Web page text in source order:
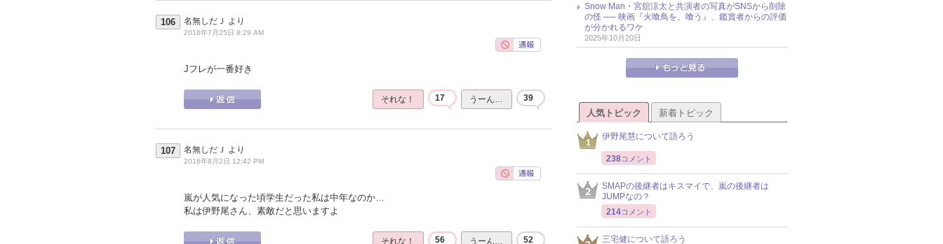
106 名無しだＪ より
2016年7月25日 8:29 AM
Jフレが一番好き
それな！ 17 うーん… 39
107 名無しだＪ より
2016年8月2日 12:42 PM
嵐が人気になった頃学生だった私は中年なのか…
私は伊野尾さん、素敵だと思いますよ
それな！ 56 うーん… 52
Snow Man・宮舘涼太と共演者の写真がSNSから削除
の怪 ── 映画『火喰鳥を、喰う』、鑑賞者からの評価
が分かれるワケ
2025年10月20日
人気トピック 新着トピック
伊野尾慧について語ろう
238コメント
SMAPの後継者はキスマイで、嵐の後継者は
JUMPなの？
214コメント
三宅健について語ろう